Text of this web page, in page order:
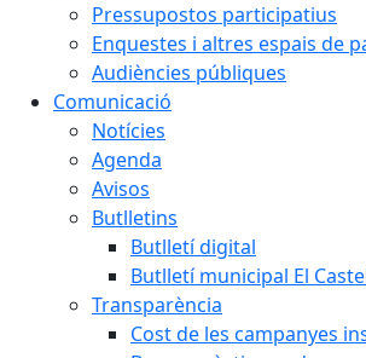
Pressupostos participatius
Enquestes i altres espais de
Audiències públiques
Comunicació
Notícies
Agenda
Avisos
Butlletins
Butlletí digital
Butlletí municipal El
Transparència
Cost de les campanyes